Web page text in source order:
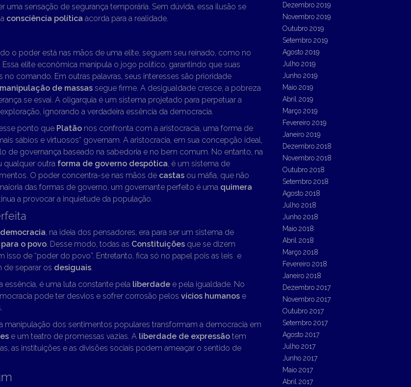
uma sensação de segurança temporária. Sem dúvida, essa ilusão se
consciência política acorda para a realidade.
o poder está nas mãos de uma elite, seguem seu reinado, como no
. Essa elite econômica manipula o jogo político, garantindo que suas
no comando. Em outras palavras, seus interesses são prioridade
manipulação de massassegue firme. A desigualdade cresce, a pobreza
se esvai. A oligarquia é um sistema projetado para perpetuar a
ignorando a verdadeira essência da democracia.
ponto que Platãonos confronta com a aristocracia, uma forma de
sábios e virtuosos” governam. A aristocracia, em sua concepção ideal,
de governança baseado na sabedoria e no bem comum. No entanto, na
qualquer outra forma de governo despótica, é um sistema de
O poder concentra-se nas mãos de castasou máfia, que não
das formas de governo, um governante perfeito é uma quimera
a provocar a inquietude da população.
democracia, na ideia dos pensadores, era para ser um sistema de
para o povo. Desse modo, todas as Constituiçõesque se dizem
isso de “poder do povo”. Entretanto, fica só no papel pois as leis e
de separar os desiguais.
essência, é uma luta constante pela liberdadee pela igualdade. No
pode ter desvios e sofrer corrosão pelos vícios humanose
manipulação dos sentimentos populares transformam a democracia em
e um teatro de promessas vazias. A liberdade de expressãotem
as instituições e as divisões sociais podem ameaçar o sentido de
Dezembro 2019
Novembro 2019
Outubro 2019
Setembro 2019
Agosto 2019
Julho 2019
Junho 2019
Maio 2019
Abril 2019
Março 2019
Fevereiro 2019
Janeiro 2019
Dezembro 2018
Novembro 2018
Outubro 2018
Setembro 2018
Agosto 2018
Julho 2018
Junho 2018
Maio 2018
Abril 2018
Março 2018
Fevereiro 2018
Janeiro 2018
Dezembro 2017
Novembro 2017
Outubro 2017
Setembro 2017
Agosto 2017
Julho 2017
Junho 2017
Maio 2017
Abril 2017